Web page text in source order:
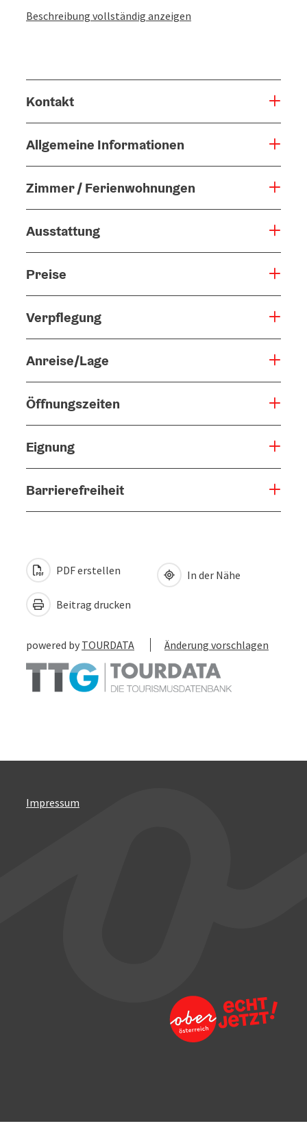
Beschreibung vollständig anzeigen
Kontakt
Allgemeine Informationen
Zimmer / Ferienwohnungen
Ausstattung
Preise
Verpflegung
Anreise/Lage
Öffnungszeiten
Eignung
Barrierefreiheit
PDF erstellen
Beitrag drucken
In der Nähe
powered by TOURDATA Änderung vorschlagen
Impressum